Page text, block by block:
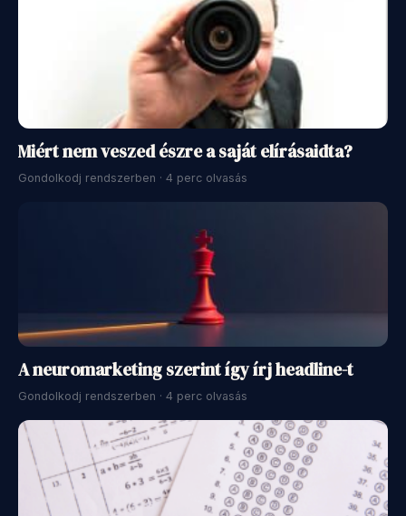
Miért nem veszed észre a saját elírásaidta?
Gondolkodj rendszerben · 4 perc olvasás
A neuromarketing szerint így írj headline-t
Gondolkodj rendszerben · 4 perc olvasás